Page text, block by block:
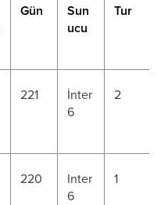
Gün
Sun
ucu
Tur
221
İnter
6
2
220
Inter
6
1